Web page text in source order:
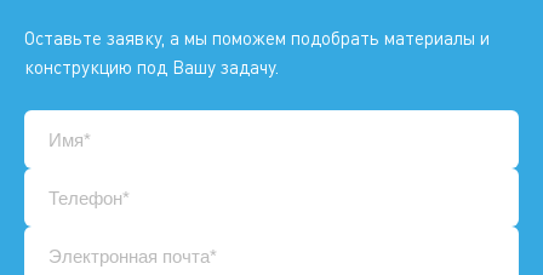
Оставьте заявку, а мы поможем подобрать материалы и
конструкцию под Вашу задачу.